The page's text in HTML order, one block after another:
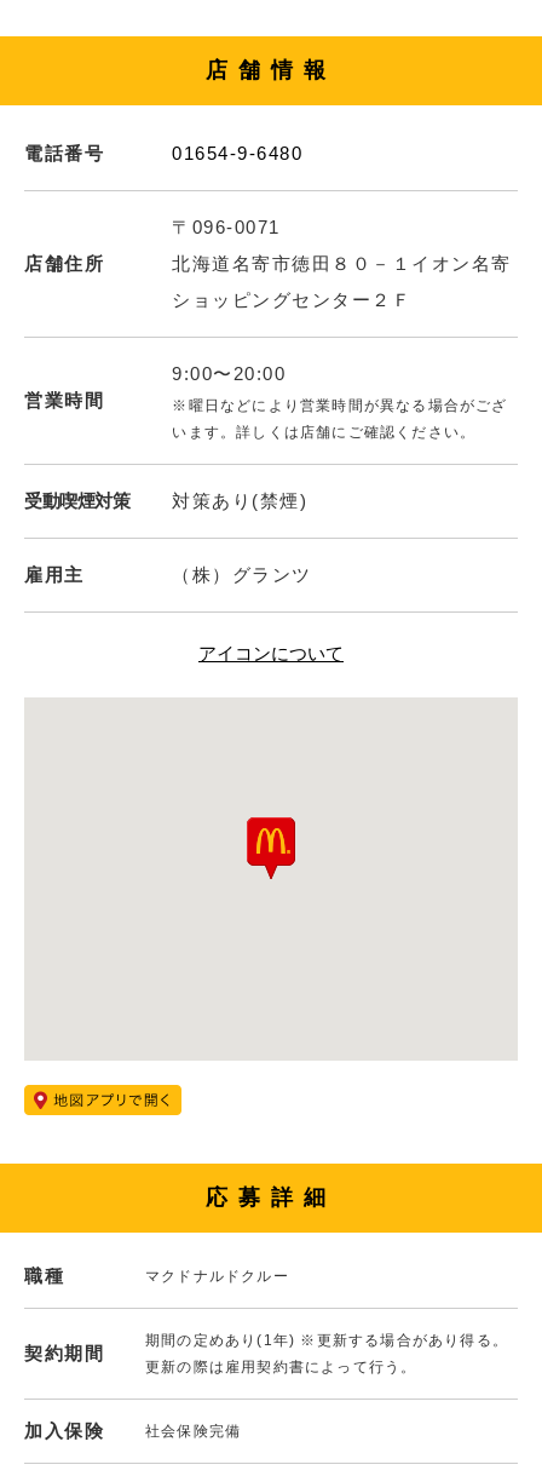
店舗情報
電話番号 01654-9-6480
店舗住所
〒096-0071
北海道名寄市徳田８０－１イオン名寄
ショッピングセンター２Ｆ
営業時間
9:00〜20:00
※曜日などにより営業時間が異なる場合がござ
います。詳しくは店舗にご確認ください。
受動喫煙対策 対策あり(禁煙)
雇用主 （株）グランツ
アイコンについて
応募詳細
職種 マクドナルドクルー
契約期間
期間の定めあり(1年) ※更新する場合があり得る。
更新の際は雇用契約書によって行う。
加入保険 社会保険完備